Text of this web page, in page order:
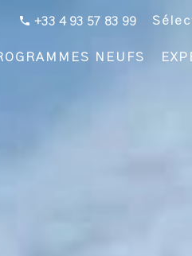
+33 4 93 57 83 99
NEUFS